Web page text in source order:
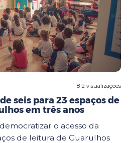
1812 visualizações
seis para 23 espaços de
em três anos
o acesso da
de leitura de Guarulhos